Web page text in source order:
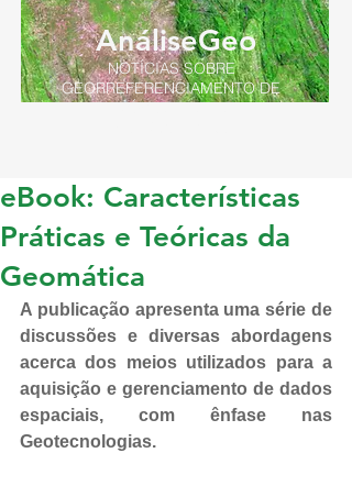
AnáliseGeo
NOTÍCIAS SOBRE
GEORREFERENCIAMENTO DE
IMÓVEIS RURAIS
eBook: Características
Práticas e Teóricas da
Geomática
A publicação apresenta uma série de
discussões e diversas abordagens
acerca dos meios utilizados para a
aquisição e gerenciamento de dados
espaciais, com ênfase nas
Geotecnologias.